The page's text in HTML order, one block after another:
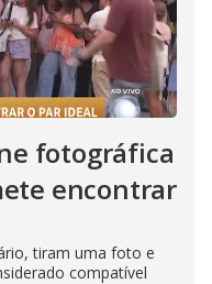
fotográfica
encontrar
tiram uma foto e
compatível